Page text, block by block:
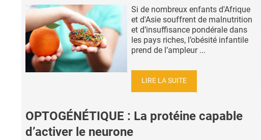
Si de nombreux enfants d'Afrique
et d'Asie souffrent de malnutrition
et d’insuffisance pondérale dans
les pays riches, l’obésité infantile
prend de l’ampleur ...
LIRE LA SUITE
OPTOGÉNÉTIQUE : La protéine capable
d’activer le neurone